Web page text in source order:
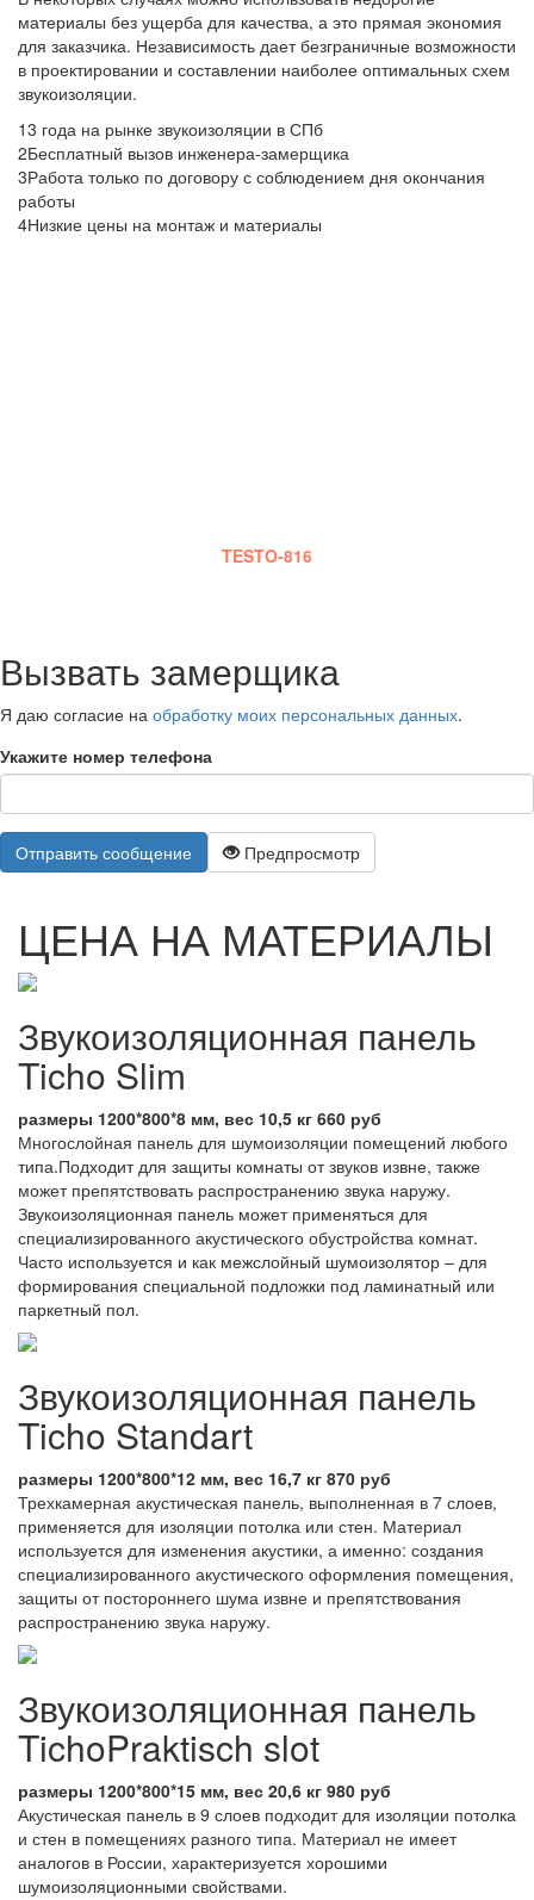
материалы без ущерба для качества, а это прямая экономия
для заказчика. Независимость дает безграничные возможности
в проектировании и составлении наиболее оптимальных схем
звукоизоляции.
13 года на рынке звукоизоляции в СПб
2Бесплатный вызов инженера-замерщика
3Работа только по договору с соблюдением дня окончания
работы
4Низкие цены на монтаж и материалы
TESTO-816
Вызвать замерщика
Я даю согласие на обработку моих персональных данных.
Укажите номер телефона
Отправить сообщение Предпросмотр
ЦЕНА НА МАТЕРИАЛЫ
Звукоизоляционная панель
Ticho Slim
размеры 1200*800*8 мм, вес 10,5 кг 660 руб
Многослойная панель для шумоизоляции помещений любого
типа.Подходит для защиты комнаты от звуков извне, также
может препятствовать распространению звука наружу.
Звукоизоляционная панель может применяться для
специализированного акустического обустройства комнат.
Часто используется и как межслойный шумоизолятор – для
формирования специальной подложки под ламинатный или
паркетный пол.
Звукоизоляционная панель
Ticho Standart
размеры 1200*800*12 мм, вес 16,7 кг 870 руб
Трехкамерная акустическая панель, выполненная в 7 слоев,
применяется для изоляции потолка или стен. Материал
используется для изменения акустики, а именно: создания
специализированного акустического оформления помещения,
защиты от постороннего шума извне и препятствования
распространению звука наружу.
Звукоизоляционная панель
TichoPraktisch slot
размеры 1200*800*15 мм, вес 20,6 кг 980 руб
Акустическая панель в 9 слоев подходит для изоляции потолка
и стен в помещениях разного типа. Материал не имеет
аналогов в России, характеризуется хорошими
шумоизоляционными свойствами.